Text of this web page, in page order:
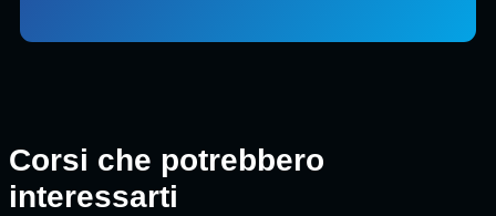
Corsi che potrebbero
interessarti